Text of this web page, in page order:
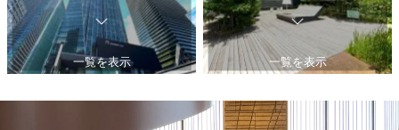
一覧を表示 一覧を表示